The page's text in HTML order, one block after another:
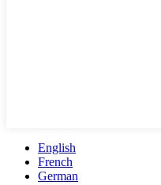
English
French
German